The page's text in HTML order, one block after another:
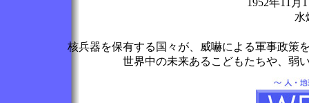
1952年11月
水
核兵器を保有する国々が、威嚇による軍事政策
世界中の未来あるこどもたちや、弱